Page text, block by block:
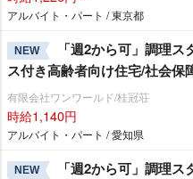
アルバイト・パート / 東京都
NEW
「週2から可」調理
ス付き高齢者向け住宅/社会保
有限会社ワンワールド/桂冠荘
時給1,140円
アルバイト・パート / 愛知県
NEW 「週2から可」調理